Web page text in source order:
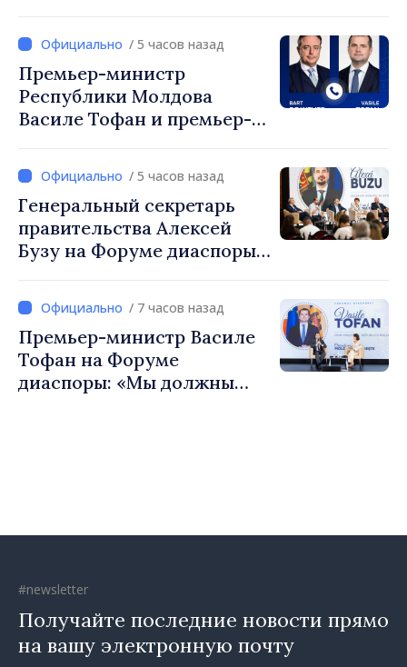
/ 5 часов назад
Премьер-министр
Республики Молдова
Василе Тофан и премьер-
Вевер обсудили
европейский путь
Республики Молдова
/ 5 часов назад
Генеральный секретарь
правительства Алексей
Бузу на Форуме диаспоры:
чтобы строить более
сильные сообщества»
/ 7 часов назад
Премьер-министр Василе
Тофан на Форуме
диаспоры: «Мы должны
#newsletter
Получайте последние новости прямо
на вашу электронную почту